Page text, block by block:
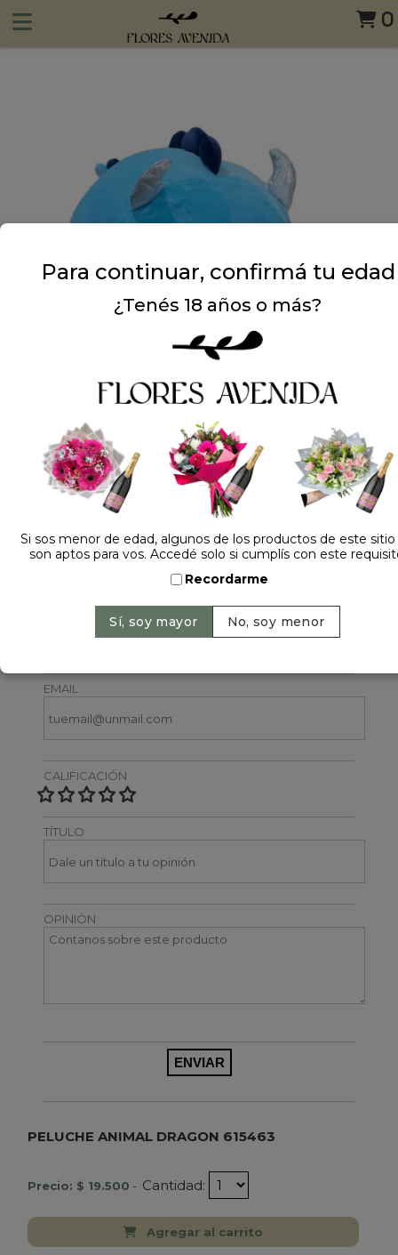
0
Dejá tu opinión
EMAIL
CALIFICACIÓN
TÍTULO
OPINIÓN
PELUCHE ANIMAL DRAGON 615463
Precio: $ 19.500 - Cantidad:
Agregar al carrito
Para continuar, confirmá tu edad
¿Tenés 18 años o más?
Si sos menor de edad, algunos de los productos de este
son aptos para vos. Accedé solo si cumplís con este
Recordarme